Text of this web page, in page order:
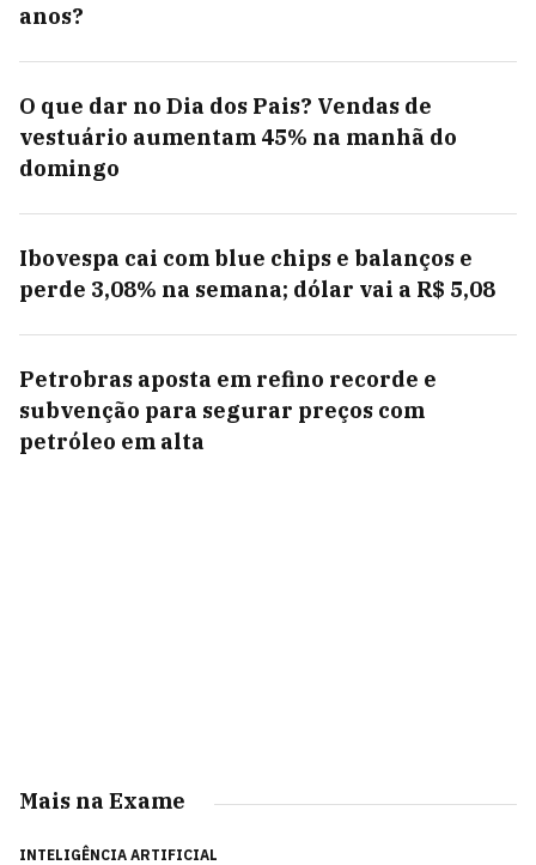
anos?
O que dar no Dia dos Pais? Vendas de
vestuário aumentam 45% na manhã do
domingo
Ibovespa cai com blue chips e balanços e
perde 3,08% na semana; dólar vai a R$ 5,08
Petrobras aposta em refino recorde e
subvenção para segurar preços com
petróleo em alta
Mais na Exame
INTELIGÊNCIA ARTIFICIAL